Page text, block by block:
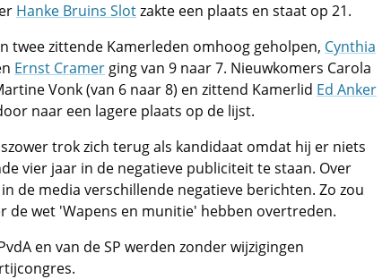
Hanke Bruins Slotzakte een plaats en staat op 21.
twee zittende Kamerleden omhoog geholpen, Cynthia
Ernst Cramer ging van 9 naar 7. Nieuwkomers Carola
Vonk (van 6 naar 8) en zittend Kamerlid Ed Anker
naar een lagere plaats op de lijst.
trok zich terug als kandidaat omdat hij er niets
vier jaar in de negatieve publiciteit te staan. Over
de media verschillende negatieve berichten. Zo zou
de wet 'Wapens en munitie' hebben overtreden.
en van de SP werden zonder wijzigingen